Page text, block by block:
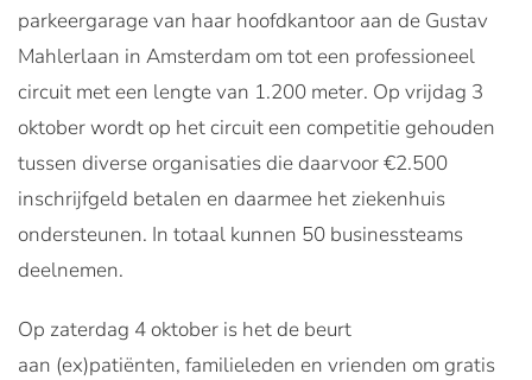
parkeergarage van haar hoofdkantoor aan de Gustav
Mahlerlaan in Amsterdam om tot een professioneel
circuit met een lengte van 1.200 meter. Op vrijdag 3
oktober wordt op het circuit een competitie gehouden
tussen diverse organisaties die daarvoor €2.500
inschrijfgeld betalen en daarmee het ziekenhuis
ondersteunen. In totaal kunnen 50 businessteams
deelnemen.
Op zaterdag 4 oktober is het de beurt
aan (ex)patiënten, familieleden en vrienden om gratis